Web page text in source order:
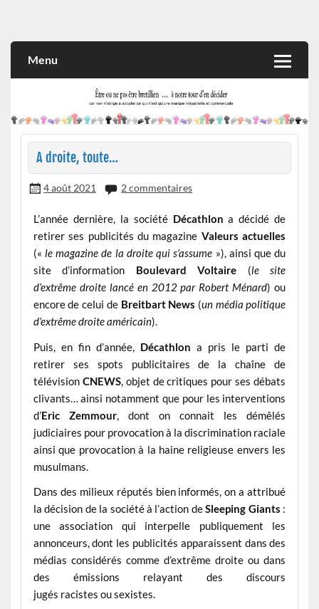
et commerciale
Menu
A droite, toute…
4 août 2021 2 commentaires
L’année dernière, la société Décathlon a décidé de
retirer ses publicités du magazine Valeurs actuelles
(« le magazine de la droite qui s’assume »), ainsi que du
site d’information Boulevard Voltaire (le site
d’extrême droite lancé en 2012 par Robert Ménard) ou
encore de celui de Breitbart News (un média politique
d’extrême droite américain).
Puis, en fin d’année, Décathlon a pris le parti de
retirer ses spots publicitaires de la chaîne de
télévision CNEWS, objet de critiques pour ses débats
clivants… ainsi notamment que pour les interventions
d’Eric Zemmour, dont on connait les démêlés
judiciaires pour provocation à la discrimination raciale
ainsi que provocation à la haine religieuse envers les
musulmans.
Dans des milieux réputés bien informés, on a attribué
la décision de la société à l’action deSleeping Giants :
une association qui interpelle publiquement les
annonceurs, dont les publicités apparaissent dans des
médias considérés comme d’extrême droite ou dans
des émissions relayant des discours
jugés racistes ou sexistes.